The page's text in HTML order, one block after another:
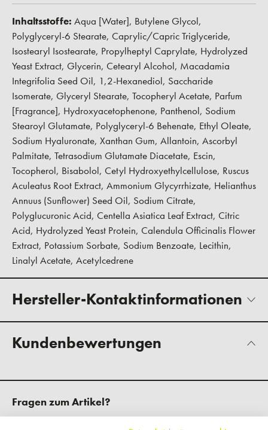
Inhaltsstoffe: Aqua [Water], Butylene Glycol,
Polyglyceryl-6 Stearate, Caprylic/Capric Triglyceride,
Isostearyl Isostearate, Propylheptyl Caprylate, Hydrolyzed
Yeast Extract, Glycerin, Cetearyl Alcohol, Macadamia
Integrifolia Seed Oil, 1,2-Hexanediol, Saccharide
Isomerate, Glyceryl Stearate, Tocopheryl Acetate, Parfum
[Fragrance], Hydroxyacetophenone, Panthenol, Sodium
Stearoyl Glutamate, Polyglyceryl-6 Behenate, Ethyl Oleate,
Sodium Hyaluronate, Xanthan Gum, Allantoin, Ascorbyl
Palmitate, Tetrasodium Glutamate Diacetate, Escin,
Tocopherol, Bisabolol, Cetyl Hydroxyethylcellulose, Ruscus
Aculeatus Root Extract, Ammonium Glycyrrhizate, Helianthus
Annuus (Sunflower) Seed Oil, Sodium Citrate,
Polyglucuronic Acid, Centella Asiatica Leaf Extract, Citric
Acid, Hydrolyzed Yeast Protein, Calendula Officinalis Flower
Extract, Potassium Sorbate, Sodium Benzoate, Lecithin,
Linalyl Acetate, Acetylcedrene
Hersteller-Kontaktinformationen
Kundenbewertungen
Fragen zum Artikel?